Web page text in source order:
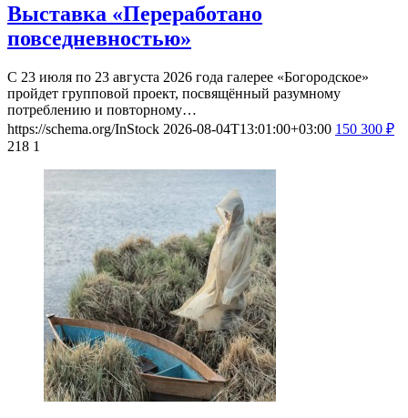
Выставка «Переработано
повседневностью»
С 23 июля по 23 августа 2026 года галерее «Богородское»
пройдет групповой проект, посвящённый разумному
потреблению и повторному…
https://schema.org/InStock 2026-08-04T13:01:00+03:00 150 300 ₽
218 1